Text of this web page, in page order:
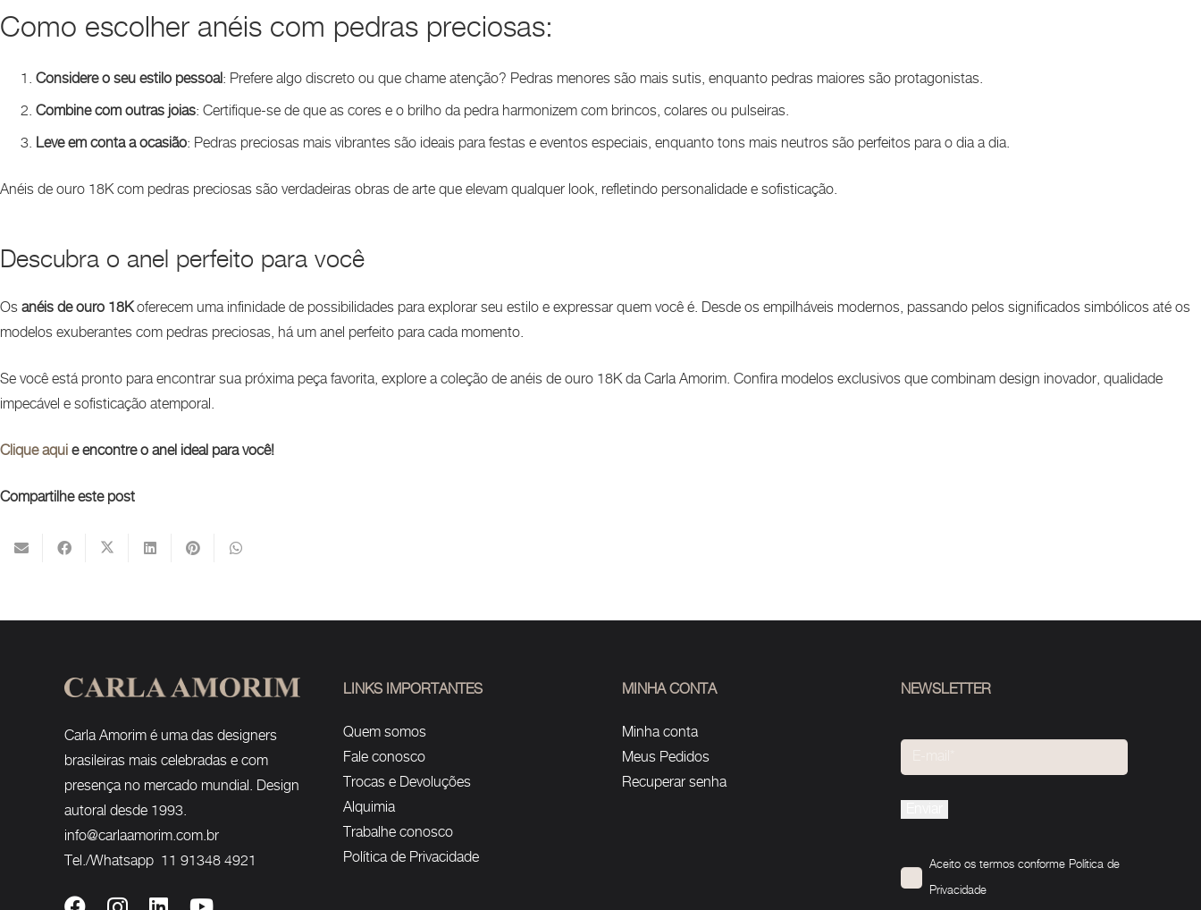
Como escolher anéis com pedras preciosas:
Considere o seu estilo pessoal: Prefere algo discreto ou que chame atenção? Pedras menores são mais sutis, enquanto pedras maiores são protagonistas.
Combine com outras joias: Certifique-se de que as cores e o brilho da pedra harmonizem com brincos, colares ou pulseiras.
Leve em conta a ocasião: Pedras preciosas mais vibrantes são ideais para festas e eventos especiais, enquanto tons mais neutros são perfeitos para o dia a dia.
Anéis de ouro 18K com pedras preciosas são verdadeiras obras de arte que elevam qualquer look, refletindo personalidade e sofisticação.
Descubra o anel perfeito para você
Os anéis de ouro 18Koferecem uma infinidade de possibilidades para explorar seu estilo e expressar quem você é. Desde os empilháveis modernos, passando pelos significados simbólicos até os
modelos exuberantes com pedras preciosas, há um anel perfeito para cada momento.
Se você está pronto para encontrar sua próxima peça favorita, explore a coleção de anéis de ouro 18K da Carla Amorim. Confira modelos exclusivos que combinam design inovador, qualidade
impecável e sofisticação atemporal.
Clique aqui e encontre o anel ideal para você!
Compartilhe este post
Carla Amorim é uma das designers
brasileiras mais celebradas e com
presença no mercado mundial. Design
autoral desde 1993.
info@carlaamorim.com.br
Tel./Whatsapp 11 91348 4921
LINKS IMPORTANTES
Quem somos
Fale conosco
Trocas e Devoluções
Alquimia
Trabalhe conosco
Política de Privacidade
MINHA CONTA
Minha conta
Meus Pedidos
Recuperar senha
NEWSLETTER
field
Aceito os termos conforme Política de
Privacidade